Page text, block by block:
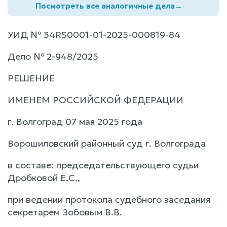
Посмотреть все аналогичные дела→
УИД № 34RS0001-01-2025-000819-84
Дело № 2-948/2025
РЕШЕНИЕ
ИМЕНЕМ РОССИЙСКОЙ ФЕДЕРАЦИИ
г. Волгоград 07 мая 2025 года
Ворошиловский районный суд г. Волгограда
в составе: председательствующего судьи
Дробковой Е.С.,
при ведении протокола судебного заседания
секретарем Зобовым В.В.